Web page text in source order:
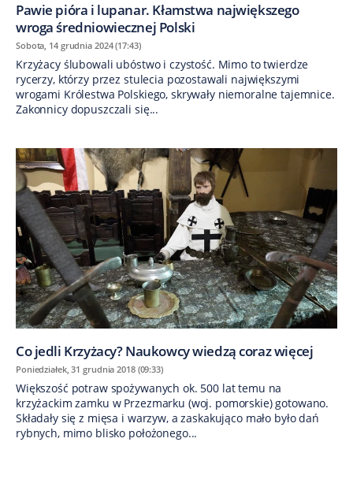
Pawie pióra i lupanar. Kłamstwa największego
wroga średniowiecznej Polski
Sobota, 14 grudnia 2024 (17:43)
Krzyżacy ślubowali ubóstwo i czystość. Mimo to twierdze
rycerzy, którzy przez stulecia pozostawali największymi
wrogami Królestwa Polskiego, skrywały niemoralne tajemnice.
Zakonnicy dopuszczali się...
Co jedli Krzyżacy? Naukowcy wiedzą coraz więcej
Poniedziałek, 31 grudnia 2018 (09:33)
Większość potraw spożywanych ok. 500 lat temu na
krzyżackim zamku w Przezmarku (woj. pomorskie) gotowano.
Składały się z mięsa i warzyw, a zaskakująco mało było dań
rybnych, mimo blisko położonego...